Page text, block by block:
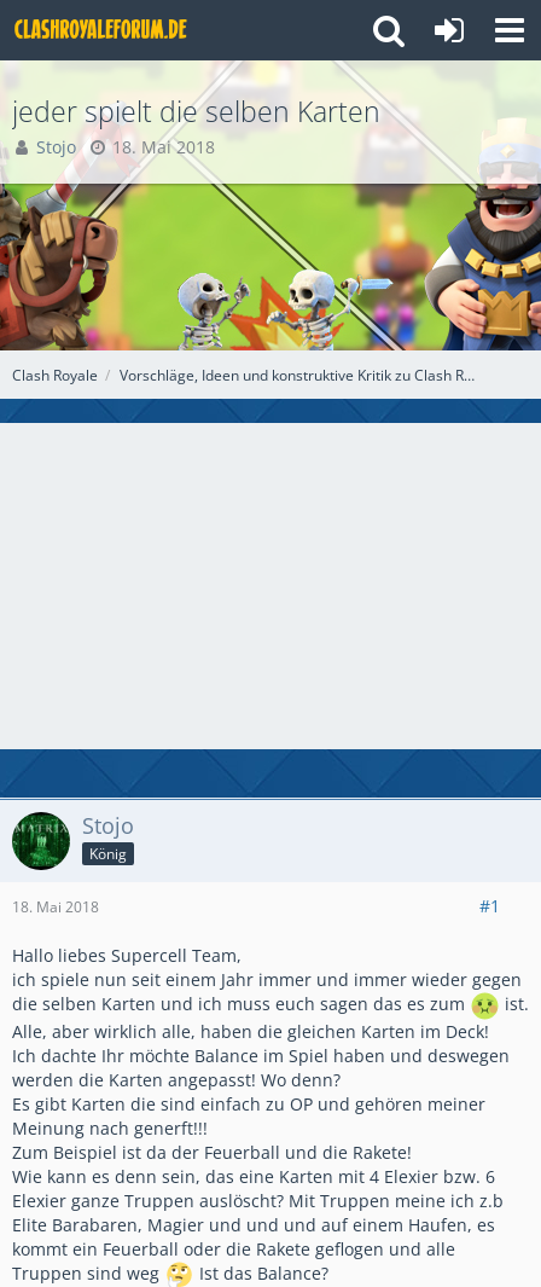
Clash Royale Vorschläge, Ideen und konstruktive Kritik zu Clash Royale
jeder spielt die selben Karten
Stojo 18. Mai 2018
Stojo
König
18. Mai 2018 #1
Hallo liebes Supercell Team,
ich spiele nun seit einem Jahr immer und immer wieder gegen
die selben Karten und ich muss euch sagen das es zum
ist.
Alle, aber wirklich alle, haben die gleichen Karten im Deck!
Ich dachte Ihr möchte Balance im Spiel haben und deswegen
werden die Karten angepasst! Wo denn?
Es gibt Karten die sind einfach zu OP und gehören meiner
Meinung nach generft!!!
Zum Beispiel ist da der Feuerball und die Rakete!
Wie kann es denn sein, das eine Karten mit 4 Elexier bzw. 6
Elexier ganze Truppen auslöscht? Mit Truppen meine ich z.b
Elite Barabaren, Magier und und und auf einem Haufen, es
kommt ein Feuerball oder die Rakete geflogen und alle
Truppen sind weg
Ist das Balance?